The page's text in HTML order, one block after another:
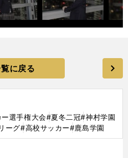
に戻る
選手権大会#夏冬二冠#神村学園
ーグ#高校サッカー#鹿島学園